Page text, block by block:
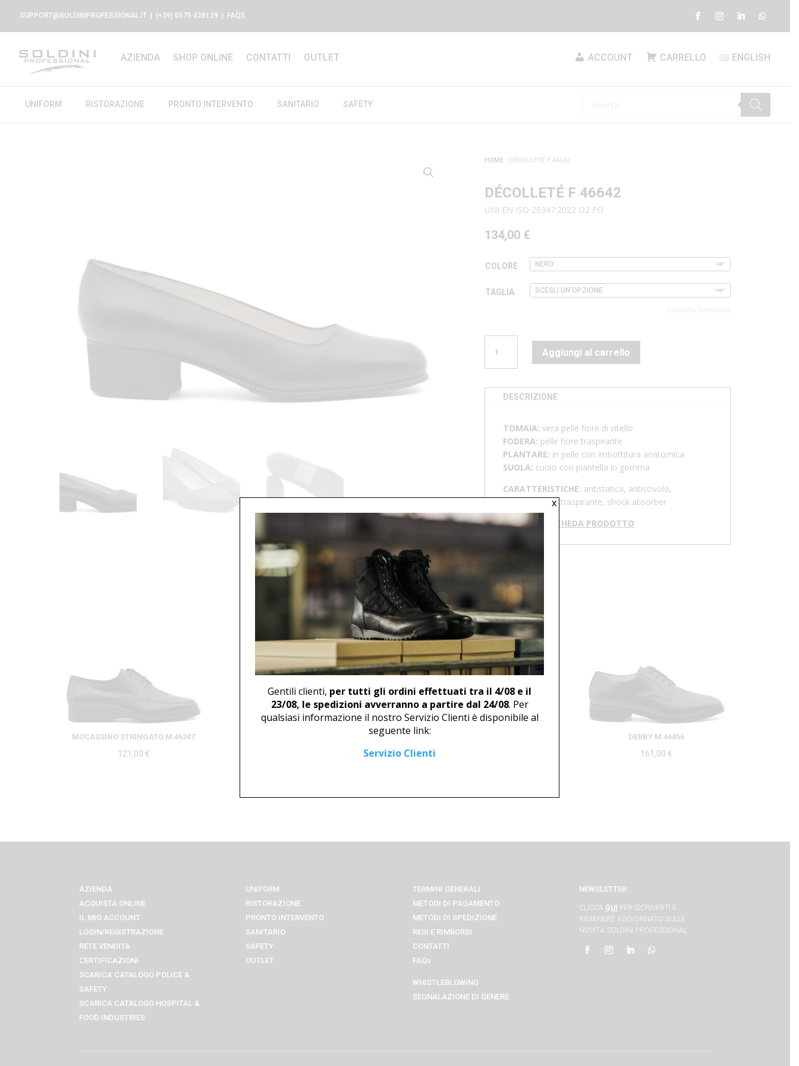
SUPPORT@SOLDINIPROFESSIONAL.IT | (+39) 0575 428129 | FAQS
AZIENDA SHOP ONLINE CONTATTI OUTLET ACCOUNT CARRELLO ENGLISH
UNIFORM RISTORAZIONE PRONTO INTERVENTO SANITARIO SAFETY
HOME/ DÉCOLLETÉ F 46642
DÉCOLLETÉ F 46642
UNI EN ISO 20347:2022 O2 FO
134,00 €
COLORE
TAGLIA
Cancella Selezione
46642
Aggiungi al carrello
DESCRIZIONE
TOMAIA: vera pelle fiore di vitello
FODERA: pelle fiore traspirante
PLANTARE: in pelle con imbottitura anatomica
SUOLA: cuoio con piantella in gomma
CARATTERISTICHE: antistatica, antiscivolo,
idrorepellente, traspirante, shock absorber
📄 SCARICA SCHEDA PRODOTTO
PRODOTTI CORRELATI
MOCASSINO STRINGATO M 46247
121,00 €
DERBY M 46456
161,00 €
AZIENDA
ACQUISTA ONLINE
IL MIO ACCOUNT
LOGIN/REGISTRAZIONE
RETE VENDITA
CERTIFICAZIONI
SCARICA CATALOGO POLICE &
SAFETY
SCARICA CATALOGO HOSPITAL &
FOOD INDUSTRIES
UNIFORM
RISTORAZIONE
PRONTO INTERVENTO
SANITARIO
SAFETY
OUTLET
TERMINI GENERALI
METODI DI PAGAMENTO
METODI DI SPEDIZIONE
RESI E RIMBORSI
CONTATTI
FAQs
WHISTLEBLOWING
SEGNALAZIONE DI GENERE
NEWSLETTER
CLICCA QUI PER ISCRIVERTI E
RIMANERE AGGIORNATO SULLE
NOVITA’ SOLDINI PROFESSIONAL
Gentili clienti, per tutti gli ordini effettuati tra il 4/08 e il
23/08, le spedizioni avverranno a partire dal 24/08. Per
qualsiasi informazione il nostro Servizio Clienti è disponibile al
seguente link:
Servizio Clienti
x